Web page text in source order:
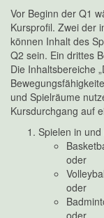
Vor Beginn der Q1
Kursprofil. Zwei der
können Inhalt des
Q2 sein. Ein drittes
Die Inhaltsbereiche
und Spielräume
Kursdurchgang auf
Spielen in
oder
oder
oder